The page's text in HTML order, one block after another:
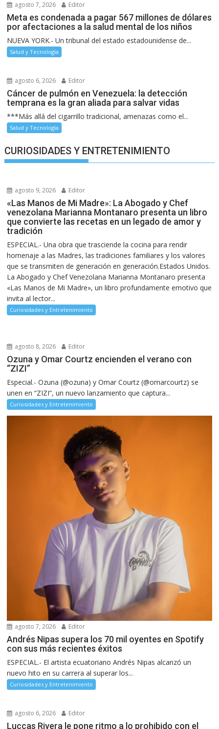
agosto 7, 2026 Editor
Meta es condenada a pagar 567 millones de dólares
por afectaciones a la salud mental de los niños
NUEVA YORK.- Un tribunal del estado estadounidense de...
Salud y Tecnología
agosto 6, 2026 Editor
Cáncer de pulmón en Venezuela: la detección
temprana es la gran aliada para salvar vidas
***Más allá del cigarrillo tradicional, amenazas como el...
Salud y Tecnología
CURIOSIDADES Y ENTRETENIMIENTO
agosto 9, 2026 Editor
«Las Manos de Mi Madre»: La Abogado y Chef
venezolana Marianna Montanaro presenta un libro
que convierte las recetas en un legado de amor y
tradición
ESPECIAL.- Una obra que trasciende la cocina para rendir
homenaje a las Madres, las tradiciones familiares y los valores
que se transmiten de generación en generación.Estados Unidos.
La Abogado y Chef Venezolana Marianna Montanaro presenta
«Las Manos de Mi Madre», un libro profundamente emotivo que
invita al lector...
Curiosidades y Entretenimiento
agosto 8, 2026 Editor
Ozuna y Omar Courtz encienden el verano con
“ZIZI”
Especial.- Ozuna (@ozuna) y Omar Courtz (@omarcourtz) se
unen en “ZIZI”, un nuevo lanzamiento que captura...
Curiosidades y Entretenimiento
agosto 7, 2026 Editor
Andrés Nipas supera los 70 mil oyentes en Spotify
con sus más recientes éxitos
ESPECIAL.- El artista ecuatoriano Andrés Nipas alcanzó un
nuevo hito en su carrera al superar los...
Curiosidades y Entretenimiento
agosto 6, 2026 Editor
Luccas Rivera le pone ritmo a lo prohibido con el